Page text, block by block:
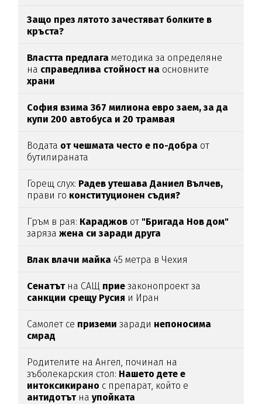
Защо през лятото зачестяват болките в
кръста?
Властта предлага методика за определяне
на справедлива стойност на основните
храни
София взима 367 милиона евро заем, за да
купи 200 автобуса и 20 трамвая
Водата от чешмата често е по-добра от
бутилираната
Горещ слух: Радев утешава Даниел Вълчев,
прави го конституционен съдия?
Гръм в рая: Караджов от "Бригада Нов дом"
зарязажена си заради друга
Влак влачи майка 45 метра в Чехия
Сенатътна САЩ прие законопроект за
санкции срещу Русия и Иран
Самолет се приземи заради непоносима
смрад
Родителите на Ангел, починал на
зъболекарския стол: Нашето дете е
интоксикирано с препарат, който е
антидотътнаупойката